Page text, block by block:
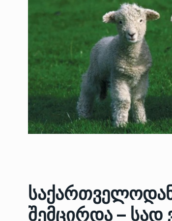
შემცირდა – სად
6
ოთარ
ᲔᲙᲝᲜᲝᲛᲘᲙᲐ
ᲔᲙᲝᲜᲝᲛᲘᲙᲐ